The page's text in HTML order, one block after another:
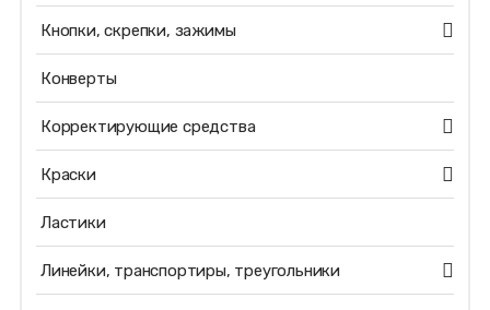
Кнопки, скрепки, зажимы
Конверты
Корректирующие средства
Краски
Ластики
Линейки, транспортиры, треугольники